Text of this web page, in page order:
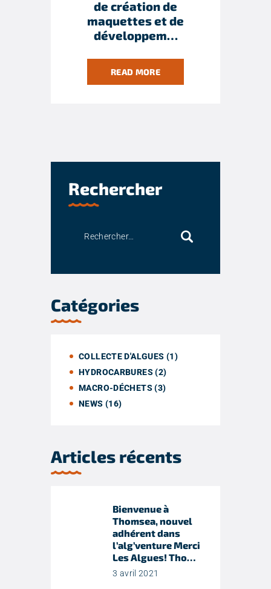
de création de
maquettes et de
développem…
READ MORE
Rechercher
Catégories
COLLECTE D'ALGUES (1)
HYDROCARBURES(2)
MACRO-DÉCHETS(3)
NEWS (16)
Articles récents
Bienvenue à
Thomsea, nouvel
adhérent dans
l’alg’venture Merci
Les Algues! Tho…
3 avril 2021